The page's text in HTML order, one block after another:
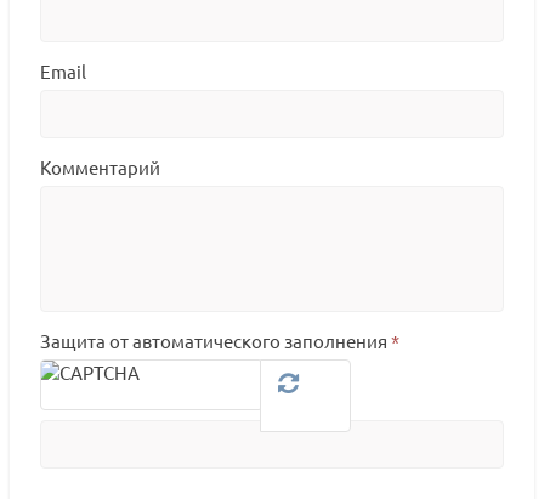
Email
Комментарий
Защита от автоматического заполнения *